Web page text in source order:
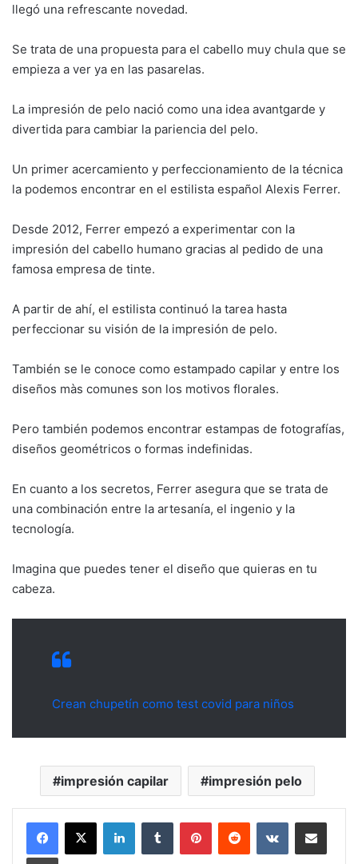
llegó una refrescante novedad.
Se trata de una propuesta para el cabello muy chula que se
empieza a ver ya en las pasarelas.
La impresión de pelo nació como una idea avantgarde y
divertida para cambiar la pariencia del pelo.
Un primer acercamiento y perfeccionamiento de la técnica
la podemos encontrar en el estilista español Alexis Ferrer.
Desde 2012, Ferrer empezó a experimentar con la
impresión del cabello humano gracias al pedido de una
famosa empresa de tinte.
A partir de ahí, el estilista continuó la tarea hasta
perfeccionar su visión de la impresión de pelo.
También se le conoce como estampado capilar y entre los
diseños màs comunes son los motivos florales.
Pero también podemos encontrar estampas de fotografías,
diseños geométricos o formas indefinidas.
En cuanto a los secretos, Ferrer asegura que se trata de
una combinación entre la artesanía, el ingenio y la
tecnología.
Imagina que puedes tener el diseño que quieras en tu
cabeza.
Crean chupetín como test covid para niños
impresión capilar impresión pelo
LinkedInTumblr PinterestReddit VKontakteCompartir por mail
Imprimir